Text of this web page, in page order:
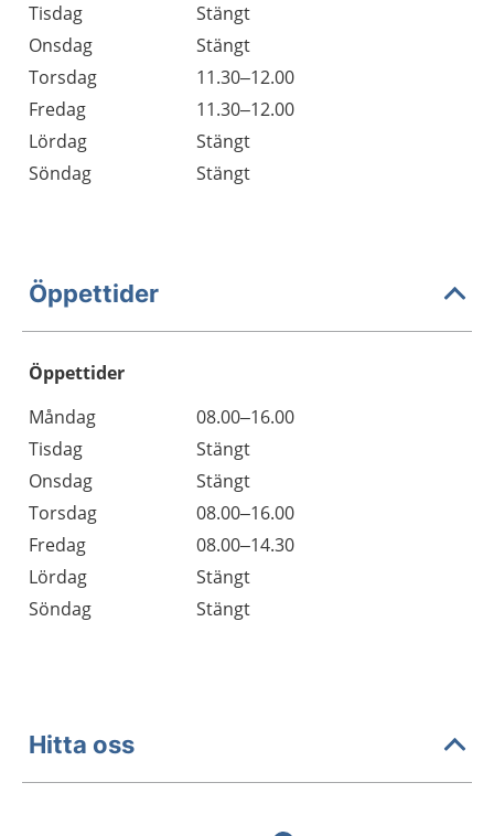
Tisdag
Stängt
Onsdag
Stängt
Torsdag
11.30–12.00
Fredag
11.30–12.00
Lördag
Stängt
Söndag
Stängt
Öppettider
Öppettider
Dag
Öppettider
Kommentarer
Måndag
08.00–16.00
Tisdag
Stängt
Onsdag
Stängt
Torsdag
08.00–16.00
Fredag
08.00–14.30
Lördag
Stängt
Söndag
Stängt
Hitta oss